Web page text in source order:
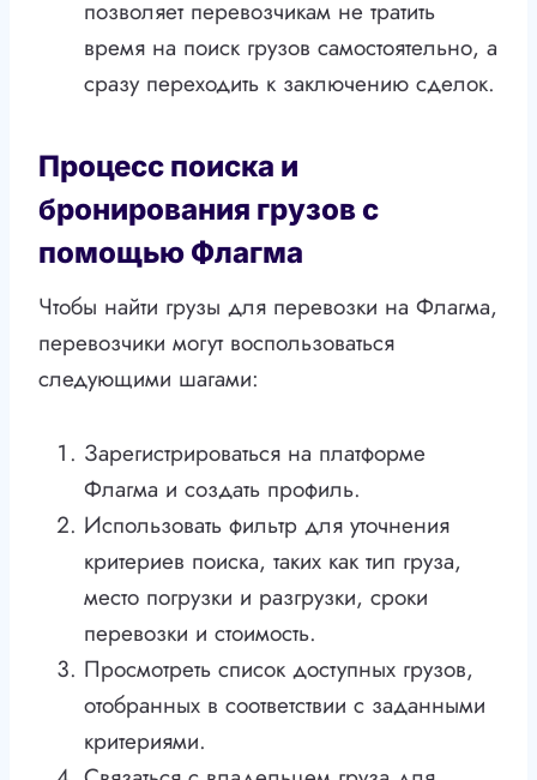
позволяет перевозчикам не тратить
время на поиск грузов самостоятельно, а
сразу переходить к заключению сделок.
Процесс поиска и
бронирования грузов с
помощью Флагма
Чтобы найти грузы для перевозки на Флагма,
перевозчики могут воспользоваться
следующими шагами:
Зарегистрироваться на платформе
Флагма и создать профиль.
Использовать фильтр для уточнения
критериев поиска, таких как тип груза,
место погрузки и разгрузки, сроки
перевозки и стоимость.
Просмотреть список доступных грузов,
отобранных в соответствии с заданными
критериями.